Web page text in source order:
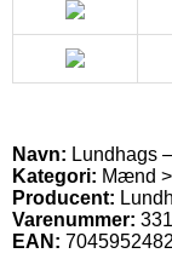
Navn: Lundhags
Kategori: Mænd
Producent:
Varenummer:
EAN: